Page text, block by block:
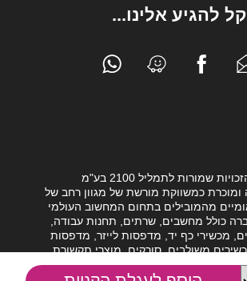
קל להגיע אלינו...
שמורות לתמליל 2100 בע"מ
כמשווקת מורשת של מגוון רחב של
מהמובילים בתחום המחשוב העולמי
כולל מחשבים, שרתים, תחנות עבודה,
מכשירי כף יד, מדפסות לייזר, מדפסות
משולבים, סורקים, מוצרי תקשורת,
גיבוי וציוד נלווה מגוון לעולם המחשבים.